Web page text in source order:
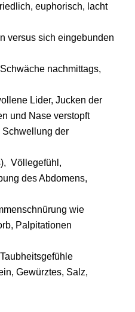
euphorisch, lacht
versus sich eingebunden
nachmittags,
Lider, Jucken der
und Nase verstopft
Schwellung der
Völlegefühl,
des Abdomens,
wie
Palpitationen
Gewürztes, Salz,